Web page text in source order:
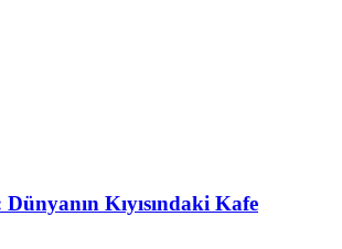
Kıyısındaki Kafe